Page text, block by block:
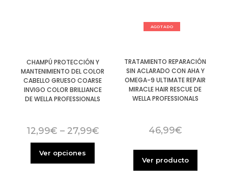
CHAMPÚ PROTECCIÓN Y
MANTENIMIENTO DEL COLOR
CABELLO GRUESO COARSE
INVIGO COLOR BRILLIANCE
DE WELLA PROFESSIONALS
12,99€ – 27,99€
Ver opciones
AGOTADO
TRATAMIENTO REPARACIÓN
SIN ACLARADO CON AHA Y
OMEGA-9 ULTIMATE REPAIR
MIRACLE HAIR RESCUE DE
WELLA PROFESSIONALS
46,99€
Ver producto